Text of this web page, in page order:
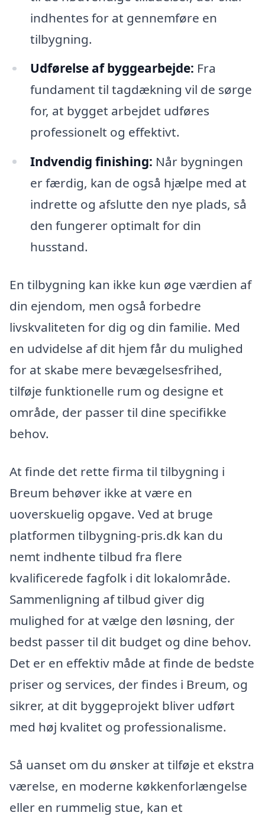
indhentes for at gennemføre en
tilbygning.
Udførelse af byggearbejde: Fra
fundament til tagdækning vil de sørge
for, at bygget arbejdet udføres
professionelt og effektivt.
Indvendig finishing: Når bygningen
er færdig, kan de også hjælpe med at
indrette og afslutte den nye plads, så
den fungerer optimalt for din
husstand.
En tilbygning kan ikke kun øge værdien af
din ejendom, men også forbedre
livskvaliteten for dig og din familie. Med
en udvidelse af dit hjem får du mulighed
for at skabe mere bevægelsesfrihed,
tilføje funktionelle rum og designe et
område, der passer til dine specifikke
behov.
At finde det rette firma til tilbygning i
Breum behøver ikke at være en
uoverskuelig opgave. Ved at bruge
platformen tilbygning-pris.dk kan du
nemt indhente tilbud fra flere
kvalificerede fagfolk i dit lokalområde.
Sammenligning af tilbud giver dig
mulighed for at vælge den løsning, der
bedst passer til dit budget og dine behov.
Det er en effektiv måde at finde de bedste
priser og services, der findes i Breum, og
sikrer, at dit byggeprojekt bliver udført
med høj kvalitet og professionalisme.
Så uanset om du ønsker at tilføje et ekstra
værelse, en moderne køkkenforlængelse
eller en rummelig stue, kan et